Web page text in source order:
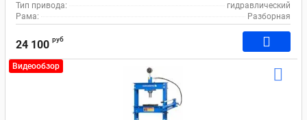
Тип привода:
гидравлический
Рама:
Разборная
24 100 руб
Видеообзор